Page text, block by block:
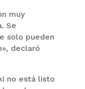
muy
Se
solo pueden
declaró
no está listo